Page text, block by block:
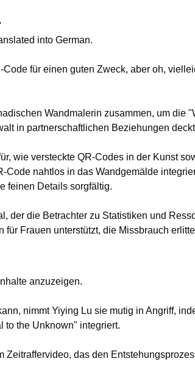
into German.
für einen guten Zweck, aber oh,
Wandmalerin zusammen, um die
in partnerschaftlichen Beziehungen
wie versteckte QR-Codes in der Kunst
nahtlos in das Wandgemälde
feinen Details sorgfältig.
der die Betrachter zu Statistiken und
Frauen unterstützt, die Missbrauch
anzuzeigen.
nimmt Yiying Lu sie mutig in Angriff,
to the Unknown" integriert.
Zeitraffervideo, das den